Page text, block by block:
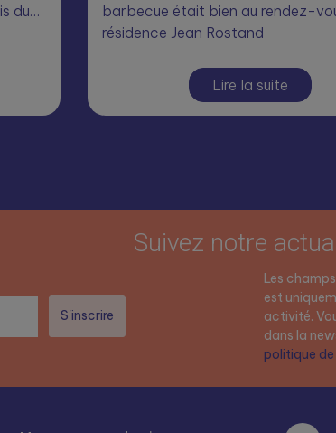
du…
barbecue était bien au rendez-
résidence Jean Rostand
Lire la suite
Suivez notre
Les
est
activité.
dans la
politique